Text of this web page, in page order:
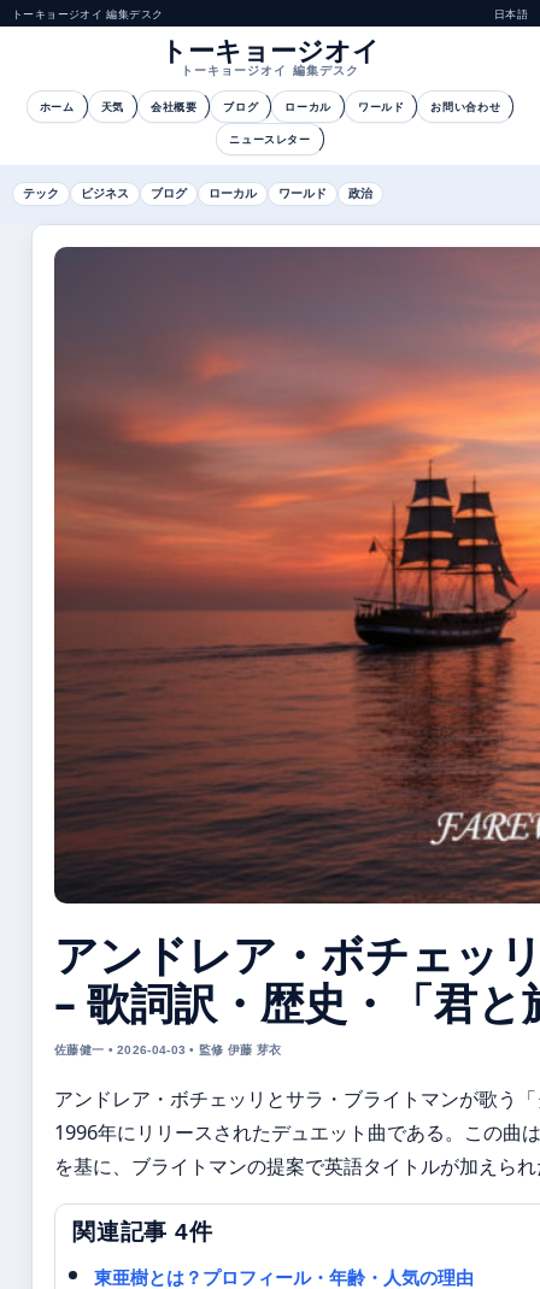
トーキョージオイ 編集デスク 日本語
トーキョージオイ
トーキョージオイ 編集デスク
ホーム 天気 会社概要 ブログ ローカル ワールド お問い合わせ
ニュースレター
テック ビジネス ブログ ローカル ワールド 政治
アンドレア・ボチェッ
– 歌詞訳・歴史・「君
佐藤健一 • 2026-04-03 • 監修 伊藤 芽衣
アンドレア・ボチェッリとサラ・ブライトマンが歌う
1996年にリリースされたデュエット曲である。この曲
を基に、ブライトマンの提案で英語タイトルが加えら
関連記事 4件
東亜樹とは？プロフィール・年齢・人気の理由